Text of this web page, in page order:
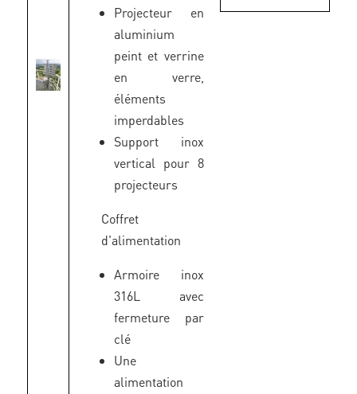
Projecteur en
aluminium
peint et verrine
en verre,
éléments
imperdables
Support inox
vertical pour 8
projecteurs
Coffret
d'alimentation
Armoire inox
316L avec
fermeture par
clé
Une
alimentation